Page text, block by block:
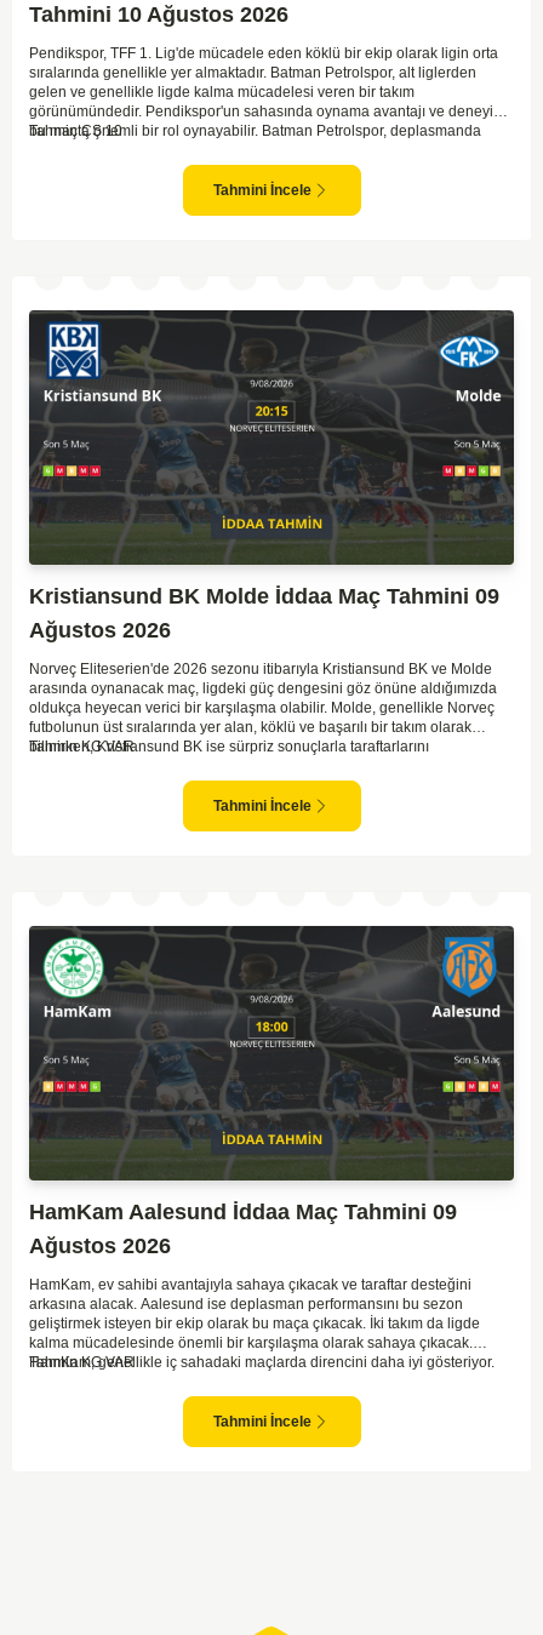
Tahmini 10 Ağustos 2026
Pendikspor, TFF 1. Lig'de mücadele eden köklü bir ekip olarak ligin orta
sıralarında genellikle yer almaktadır. Batman Petrolspor, alt liglerden
gelen ve genellikle ligde kalma mücadelesi veren bir takım
görünümündedir. Pendikspor'un sahasında oynama avantajı ve deneyimi,
bu maçta önemli bir rol oynayabilir. Batman Petrolspor, deplasmanda
Pendikspor'un maçın kontrolünü elinde tutma olasılığı daha yüksek.
Takımların mevcut form durumları ve geçmiş performanslarına
bakıldığında ev sahibi ekibin galibiyeti daha yüksek bir ihtimal sunuyor.
Tahmin ÇŞ 10
Tahmini İncele
Kristiansund BK Molde İddaa Maç Tahmini 09
Ağustos 2026
Norveç Eliteserien'de 2026 sezonu itibarıyla Kristiansund BK ve Molde
arasında oynanacak maç, ligdeki güç dengesini göz önüne aldığımızda
oldukça heyecan verici bir karşılaşma olabilir. Molde, genellikle Norveç
futbolunun üst sıralarında yer alan, köklü ve başarılı bir takım olarak
bilinirken, Kristiansund BK ise sürpriz sonuçlarla taraftarlarını
saha avantajını kullanma olasılıklarını artırıyor. Ancak Molde'nin tecrübe
ve kadro kalitesi faktörleri dikkate alındığında, deplasmanda da etkili bir
performans sergilemesi beklenebilir. İki takımın son dönem form durumları
Tahmin KG VAR
Tahmini İncele
HamKam Aalesund İddaa Maç Tahmini 09
Ağustos 2026
HamKam, ev sahibi avantajıyla sahaya çıkacak ve taraftar desteğini
arkasına alacak. Aalesund ise deplasman performansını bu sezon
geliştirmek isteyen bir ekip olarak bu maça çıkacak. İki takım da ligde
kalma mücadelesinde önemli bir karşılaşma olarak sahaya çıkacak.
HamKam, genellikle iç sahadaki maçlarda direncini daha iyi gösteriyor.
olabilir. Hücum anlamında her iki takım da zaman zaman sıkıntı yaşasa da
gol bulma ihtimalleri yüksek.
Tahmin KG VAR
Tahmini İncele